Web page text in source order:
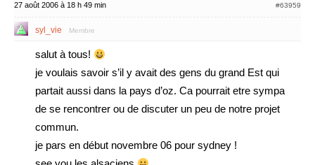
27 août 2006 à 18 h 49 min #63959
syl_vie Membre
salut à tous!
je voulais savoir s’il y avait des gens du grand Est qui
partait aussi dans la pays d’oz. Ca pourrait etre sympa
de se rencontrer ou de discuter un peu de notre projet
commun.
je pars en début novembre 06 pour sydney !